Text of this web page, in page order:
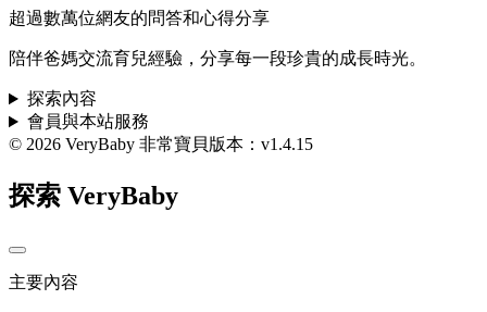
超過數萬位網友的問答和心得分享
陪伴爸媽交流育兒經驗，分享每一段珍貴的成長時光。
探索內容
會員與本站服務
© 2026 VeryBaby 非常寶貝版本：v1.4.15
探索 VeryBaby
主要內容